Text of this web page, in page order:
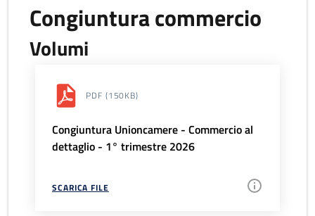
Congiuntura commercio
Volumi
PDF (150KB)
Congiuntura Unioncamere - Commercio al
dettaglio - 1° trimestre 2026
SCARICA FILE